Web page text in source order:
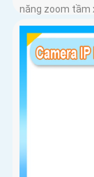
năng zoom tầm